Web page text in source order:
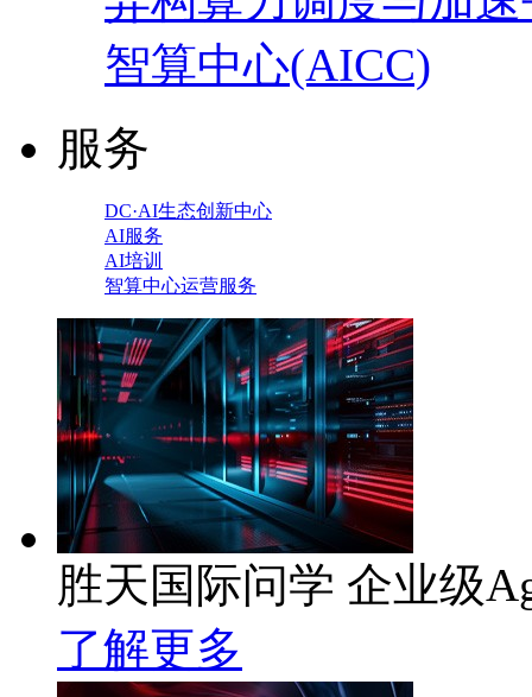
智算中心(AICC)
服务
DC·AI生态创新中心
AI服务
AI培训
智算中心运营服务
胜天国际问学 企业级
了解更多